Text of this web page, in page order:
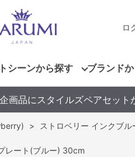
ロ
シーンから探す ブランド
画品にスタイルズペアセッ
>
ストロベリー インクブ
レート(ブルー) 30cm